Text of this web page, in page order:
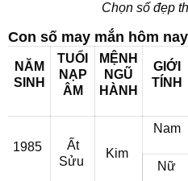
Chọn số đẹp
Con số may mắn hôm
NĂM
SINH
TUỔI
NẠP
ÂM
MỆNH
NGŨ
HÀNH
GIỚI
TÍNH
1985
Ất
Sửu
Kim
Nam
Nữ